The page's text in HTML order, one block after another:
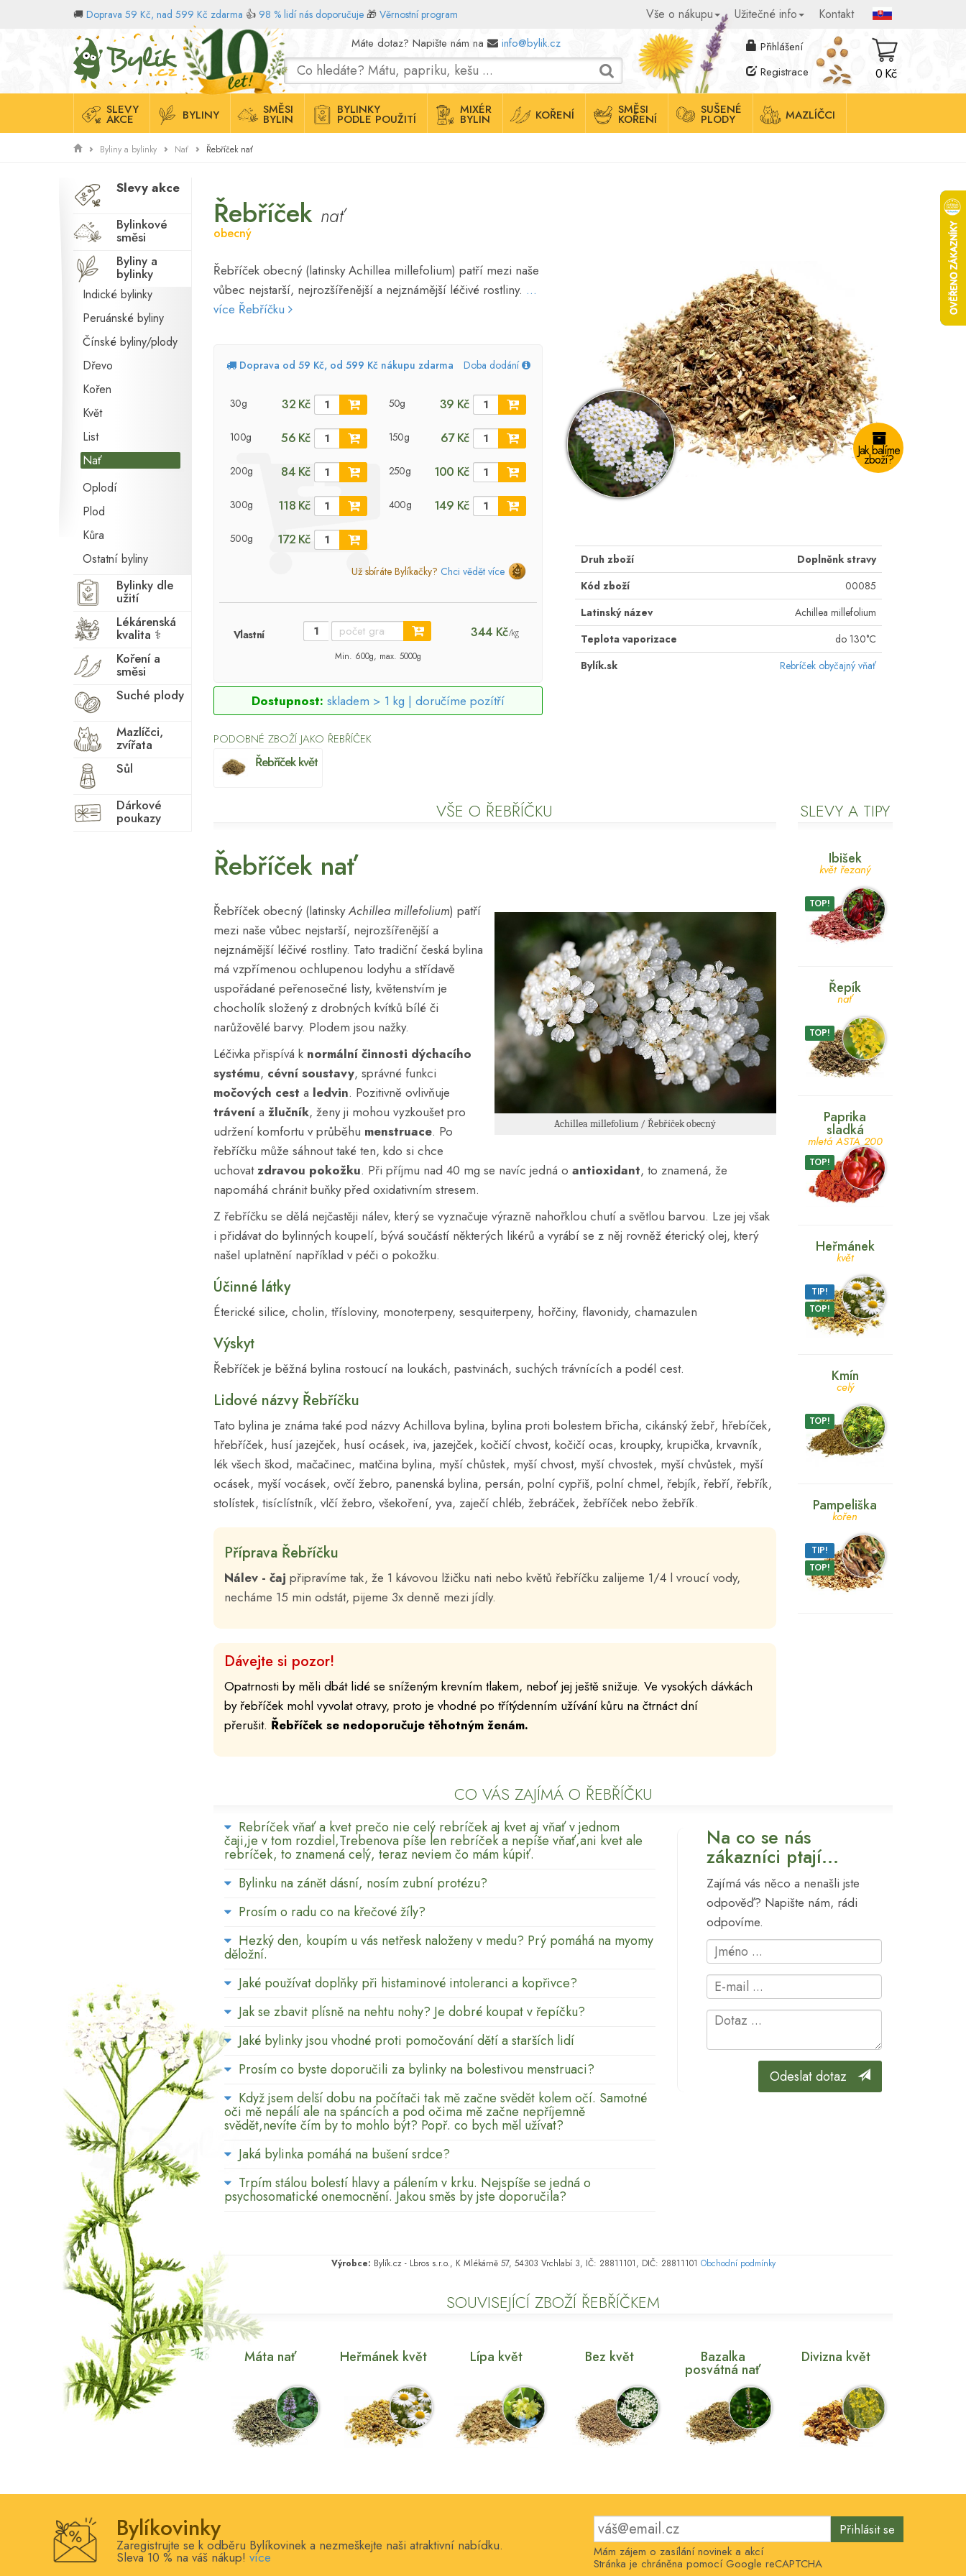
🚚 Doprava 59 Kč, nad 599 Kč zdarma 👍 98 % lidí nás doporučuje 🎁 Věrnostní program Vše o nákupu Užitečné info Kontakt
Domů Máte dotaz? Napište nám na info@bylik.cz
Přihlášení
Registrace
0 Kč
SLEVY
AKCE BYLINY SMĚSI
BYLIN
BYLINKY
PODLE POUŽITÍ
MIXÉR
BYLIN KOŘENÍ SMĚSI
KOŘENÍ
SUŠENÉ
PLODY MAZLÍČCI
Byliny a bylinky Nať Řebříček nať
Slevy akce
Bylinkové
směsi
Byliny a
bylinky
Indické bylinky
Peruánské byliny
Čínské byliny/plody
Dřevo
Kořen
Květ
List
Nať
Oplodí
Plod
Kůra
Ostatní byliny
Bylinky dle
užití
Lékárenská
kvalita ⚕
Koření a
směsi
Suché plody
Mazlíčci,
zvířata
Sůl
Dárkové
poukazy
Řebříček nať
obecný
Řebříček obecný (latinsky Achillea millefolium) patří mezi naše
vůbec nejstarší, nejrozšířenější a nejznámější léčivé rostliny. ...
více Řebříčku
Doprava od 59 Kč, od 599 Kč nákupu zdarma Doba dodání
30g 32 Kč 50g 39 Kč
100g 56 Kč 150g 67 Kč
200g 84 Kč 250g 100 Kč
300g 118 Kč 400g 149 Kč
500g 172 Kč
Už sbíráte Bylíkačky? Chci vědět více
Vlastní 344 Kč/kg
Min. 600g, max. 5000g
Dostupnost: skladem > 1 kg | doručíme pozítří
PODOBNÉ ZBOŽÍ JAKO ŘEBŘÍČEK
Řebříček květ
Jak balíme
zboží?
Druh zboží
Doplněnk stravy
Kód zboží
00085
Latinský název
Achillea millefolium
Teplota vaporizace
do 130°C
Bylík.sk
Rebríček obyčajný vňať
VŠE O ŘEBŘÍČKU
Řebříček nať
Achillea millefolium / Řebříček obecný
Řebříček obecný (latinskyAchillea millefolium) patří
mezi naše vůbec nejstarší, nejrozšířenější a
nejznámější léčivé rostliny. Tato tradiční česká bylina
má vzpřímenou ochlupenou lodyhu a střídavě
uspořádané peřenosečné listy, květenstvím je
chocholík složený z drobných kvítků bílé či
narůžovělé barvy. Plodem jsou nažky.
Léčivka přispívá k normální činnosti dýchacího
systému, cévní soustavy, správné funkci
močových cest a ledvin. Pozitivně ovlivňuje
trávení a žlučník, ženy ji mohou vyzkoušet pro
udržení komfortu v průběhu menstruace. Po
řebříčku může sáhnout také ten, kdo si chce
uchovatzdravou pokožku. Při příjmu nad 40 mg se navíc jedná o antioxidant, to znamená, že
napomáhá chránit buňky před oxidativním stresem.
Z řebříčku se dělá nejčastěji nálev, který se vyznačuje výrazně nahořklou chutí a světlou barvou. Lze jej však
i přidávat do bylinných koupelí, bývá součástí některých likérů a vyrábí se z něj rovněž éterický olej, který
našel uplatnění například v péči o pokožku.
Účinné látky
Éterické silice, cholin, třísloviny, monoterpeny, sesquiterpeny, hořčiny, flavonidy, chamazulen
Výskyt
Řebříček je běžná bylina rostoucí na loukách, pastvinách, suchých trávnících a podél cest.
Lidové názvy Řebříčku
Tato bylina je známa také pod názvy Achillova bylina, bylina proti bolestem břicha, cikánský žebř, hřebíček,
hřebříček, husí jazejček, husí ocásek, iva, jazejček, kočičí chvost, kočičí ocas, kroupky, krupička, krvavník,
lék všech škod, mačačinec, matčina bylina, myší chůstek, myší chvost, myší chvostek, myší chvůstek, myší
ocásek, myší vocásek, ovčí žebro, panenská bylina, persán, polní cypřiš, polní chmel, řebjík, řebří, řebřík,
stolístek, tisíclístník, vlčí žebro, všekoření, yva, zaječí chléb, žebráček, žebříček nebo žebřík.
Příprava Řebříčku
Nálev - čaj připravíme tak, že 1 kávovou lžičku nati nebo květů řebříčku zalijeme 1/4 l vroucí vody,
necháme 15 min odstát, pijeme 3x denně mezi jídly.
Dávejte si pozor!
Opatrnosti by měli dbát lidé se sníženým krevním tlakem, neboť jej ještě snižuje. Ve vysokých dávkách
by řebříček mohl vyvolat otravy, proto je vhodné po třítýdenním užívání kůru na čtrnáct dní
přerušit. Řebříček se nedoporučuje těhotným ženám.
SLEVY A TIPY
Ibišek
květ řezaný
TOP!
Řepík
nať
TOP!
Paprika
sladká
mletá ASTA 200
TOP!
Heřmánek
květ
TIP!
TOP!
Kmín
celý
TOP!
Pampeliška
kořen
TIP!
TOP!
CO VÁS ZAJÍMÁ O ŘEBŘÍČKU
Rebríček vňať a kvet prečo nie celý rebríček aj kvet aj vňať v jednom
čaji,je v tom rozdiel,Trebenova píše len rebríček a nepíše vňať,ani kvet ale
rebríček, to znamená celý, teraz neviem čo mám kúpiť.
Bylinku na zánět dásní, nosím zubní protézu?
Prosím o radu co na křečové žíly?
Hezký den, koupím u vás netřesk naloženy v medu? Prý pomáhá na myomy
děložní.
Jaké používat doplňky při histaminové intoleranci a kopřivce?
Jak se zbavit plísně na nehtu nohy? Je dobré koupat v řepíčku?
Jaké bylinky jsou vhodné proti pomočování dětí a starších lidí
Prosím co byste doporučili za bylinky na bolestivou menstruaci?
Když jsem delší dobu na počítači tak mě začne svědět kolem očí. Samotné
oči mě nepálí ale na spáncích a pod očima mě začne nepříjemně
svědět,nevíte čím by to mohlo být? Popř. co bych měl užívat?
Jaká bylinka pomáhá na bušení srdce?
Trpím stálou bolestí hlavy a pálením v krku. Nejspíše se jedná o
psychosomatické onemocnění. Jakou směs by jste doporučila?
Na co se nás
zákazníci ptají...
Zajímá vás něco a nenašli jste
odpověď? Napište nám, rádi
odpovíme.
Odeslat dotaz
Výrobce: Bylík.cz - Lbros s.r.o., K Mlékárně 57, 54303 Vrchlabí 3, IČ: 28811101, DIČ: 28811101 Obchodní podmínky
SOUVISEJÍCÍ ZBOŽÍ ŘEBŘÍČKEM
Máta nať Heřmánek květ Lípa květ Bez květ Bazalka
posvátná nať
Divizna květ
Bylíkovinky
Zaregistrujte se k odběru Bylíkovinek a nezmeškejte naši atraktivní nabídku.
Sleva 10 % na váš nákup! více
Přihlásit se
Mám zájem o zasílání novinek a akcí
Stránka je chráněna pomocí Google reCAPTCHA